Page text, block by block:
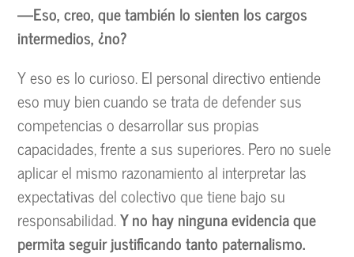
—Eso, creo, que también lo sienten los cargos
intermedios, ¿no?
Y eso es lo curioso. El personal directivo entiende
eso muy bien cuando se trata de defender sus
competencias o desarrollar sus propias
capacidades, frente a sus superiores. Pero no suele
aplicar el mismo razonamiento al interpretar las
expectativas del colectivo que tiene bajo su
responsabilidad.Y no hay ninguna evidencia que
permita seguir justificando tanto paternalismo.